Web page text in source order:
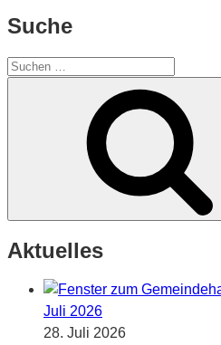
Suche
Suchen
Aktuelles
Juli 2026
28. Juli 2026